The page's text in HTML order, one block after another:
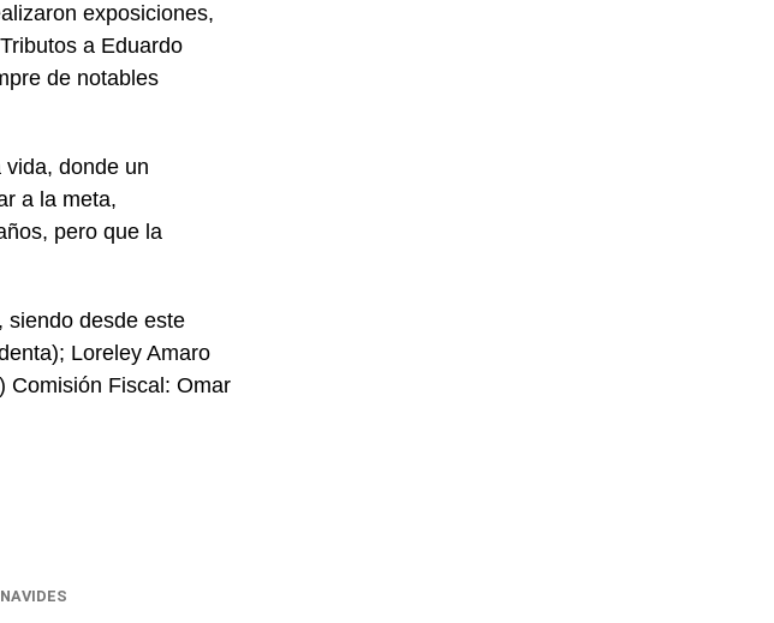
exposiciones,
a Eduardo
de notables
donde un
a la meta,
pero que la
siendo desde este
Loreley Amaro
Comisión Fiscal: Omar